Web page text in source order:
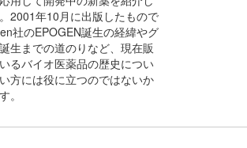
2001年10月に出版したもので
社のEPOGEN誕生の経緯やグ
生までの道のりなど、現在販
るバイオ医薬品の歴史につい
方には役に立つのではないか
。